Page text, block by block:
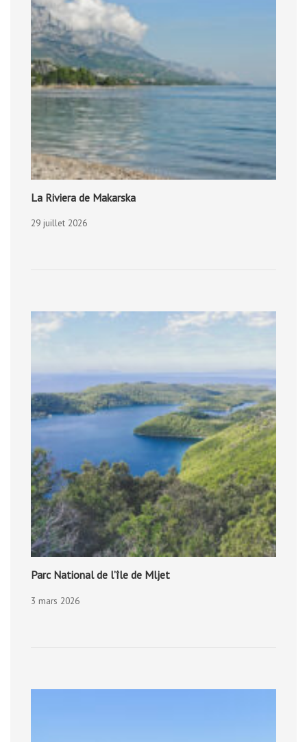
La Riviera de Makarska
29 juillet 2026
Parc National de l’île de Mljet
3 mars 2026